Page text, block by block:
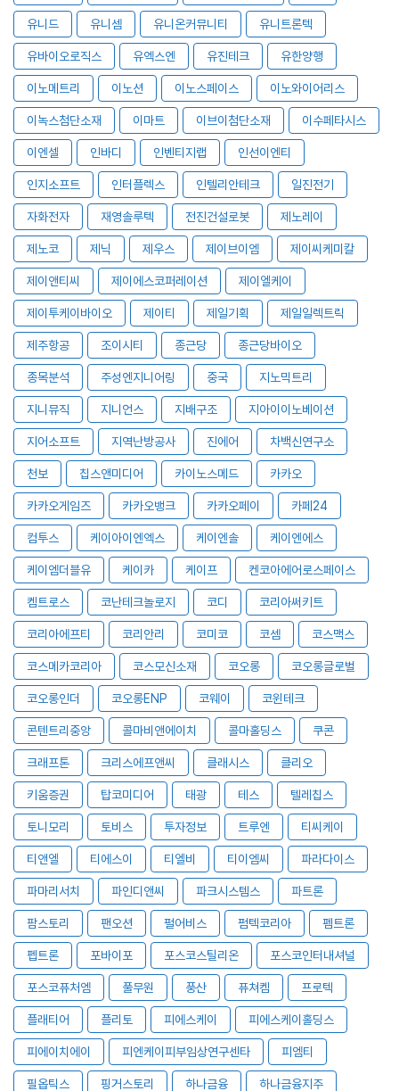
유니드 유니셈 유니온커뮤니티 유니트론텍
유바이오로직스 유엑스엔 유진테크 유한양행
이노메트리 이노션 이노스페이스 이노와이어리스
이녹스첨단소재 이마트 이브이첨단소재 이수페타시스
이엔셀 인바디 인벤티지랩 인선이엔티
인지소프트 인터플렉스 인텔리안테크 일진전기
자화전자 재영솔루텍 전진건설로봇 제노레이
제노코 제닉 제우스 제이브이엠 제이씨케미칼
제이앤티씨 제이에스코퍼레이션 제이엘케이
제이투케이바이오 제이티 제일기획 제일일렉트릭
제주항공 조이시티 종근당 종근당바이오
종목분석 주성엔지니어링 중국 지노믹트리
지니뮤직 지니언스 지배구조 지아이이노베이션
지어소프트 지역난방공사 진에어 차백신연구소
천보 칩스앤미디어 카이노스메드 카카오
카카오게임즈 카카오뱅크 카카오페이 카페24
컴투스 케이아이엔엑스 케이엔솔 케이엔에스
케이엠더블유 케이카 케이프 켄코아에어로스페이스
켐트로스 코난테크놀로지 코디 코리아써키트
코리아에프티 코리안리 코미코 코셈 코스맥스
코스메카코리아 코스모신소재 코오롱 코오롱글로벌
코오롱인더 코오롱ENP 코웨이 코윈테크
콘텐트리중앙 콜마비앤에이치 콜마홀딩스 쿠콘
크래프톤 크리스에프앤씨 클래시스 클리오
키움증권 탑코미디어 태광 테스 텔레칩스
토니모리 토비스 투자정보 트루엔 티씨케이
티앤엘 티에스이 티엘비 티이엠씨 파라다이스
파마리서치 파인디앤씨 파크시스템스 파트론
팜스토리 팬오션 펄어비스 펌텍코리아 펨트론
펩트론 포바이포 포스코스틸리온 포스코인터내셔널
포스코퓨처엠 풀무원 풍산 퓨쳐켐 프로텍
플래티어 플리토 피에스케이 피에스케이홀딩스
피에이치에이 피엔케이피부임상연구센타 피엠티
필옵틱스 핑거스토리 하나금융 하나금융지주